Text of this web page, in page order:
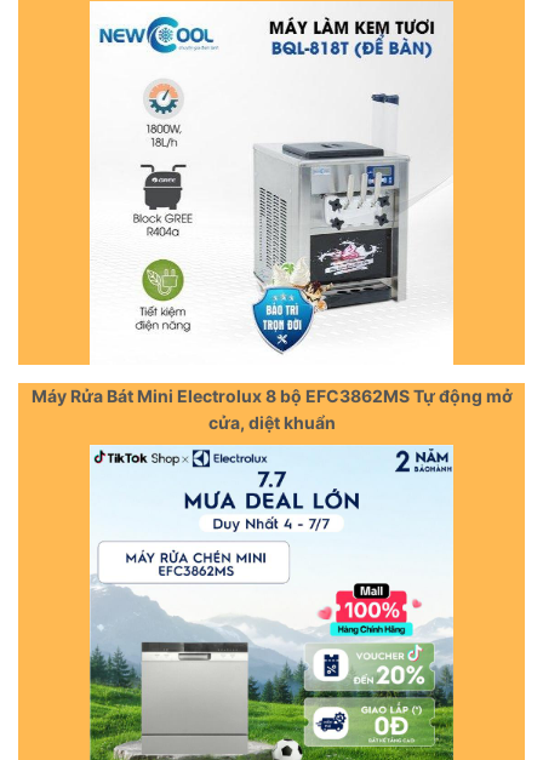
Máy Rửa Bát Mini Electrolux 8 bộ EFC3862MS Tự động mở
cửa, diệt khuẩn